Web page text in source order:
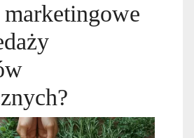
marketingowe